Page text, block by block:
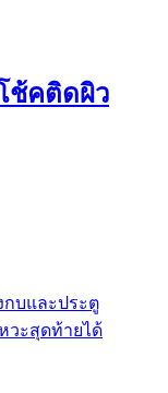
ช้คติดผิว
กบและประตู
วะสุดท้ายได้